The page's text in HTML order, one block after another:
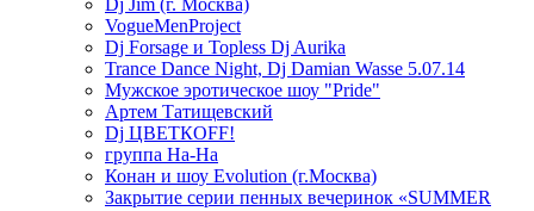
Dj Jim (г. Москва)
VogueMenProject
Dj Forsage и Topless Dj Aurika
Trance Dance Night, Dj Damian Wasse 5.07.14
Мужское эротическое шоу "Pride"
Артем Татищевский
Dj ЦВЕТКOFF!
группа На-На
Конан и шоу Evolution (г.Москва)
Закрытие серии пенных вечеринок «SUMMER